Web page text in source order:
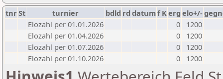
tnrSt turnier bdld rd datumf Kerg elo+/-
Elozahl per 01.01.2026
0
1200
Elozahl per 01.04.2026
0
1200
Elozahl per 01.07.2026
0
1200
Elozahl per 01.10.2026
0 1200